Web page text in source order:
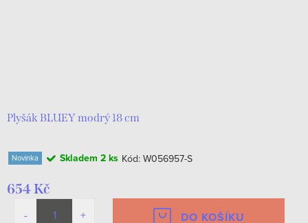
Plyšák BLUEY modrý 18 cm
Novinka Skladem 2 ks Kód: W056957-S
654 Kč
DO KOŠÍKU